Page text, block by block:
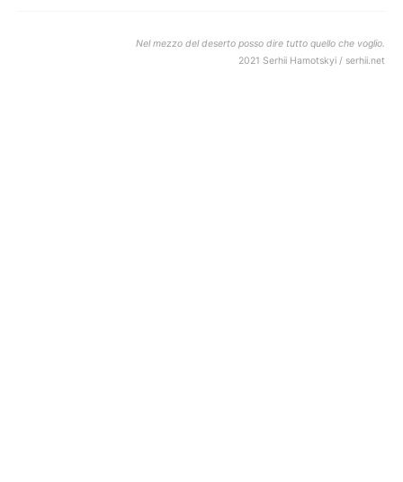
Nel mezzo del deserto posso dire tutto quello che voglio.
2021 Serhii Hamotskyi / serhii.net